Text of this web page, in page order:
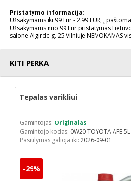
Pristatymo informacija:
Užsakymams iki 99 Eur - 2.99 EUR, į
Užsakymams nuo 99 Eur pristatymas
salone Algirdo g. 25 Vilniuje NEMOKAMAS
KITI PERKA
Tepalas varikliui
Gamintojas: Originalas
Gamintojo kodas: 0W20 TOYOTA AFE 5L
Pasiūlymas galioja iki: 2026-09-01
-29%